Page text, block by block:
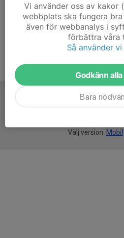
Välj version: Mobil
Vi använder oss av kakor
webbplats ska fungera
även för webbanalys i
förbättra våra
Så använder
Godkänn
Bara